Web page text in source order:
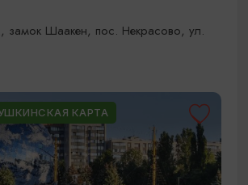
замок Шаакен, пос. Некрасово, ул.
КАРТА